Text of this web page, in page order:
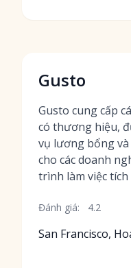
Gusto
Gusto cung cấp
có thương hiệu,
vụ lương bổng
cho các doanh
trình làm việc
Đánh giá: 4.2
San Francisco,